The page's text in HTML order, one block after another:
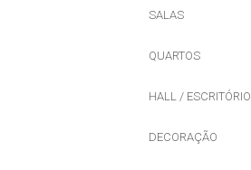
SALAS
QUARTOS
HALL / ESCRITÓRIO
DECORAÇÃO